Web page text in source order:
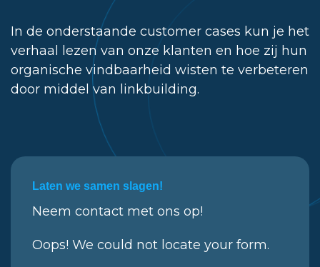
In de onderstaande customer cases kun je het
verhaal lezen van onze klanten en hoe zij hun
organische vindbaarheid wisten te verbeteren
door middel van linkbuilding.
Laten we samen slagen!
Neem contact met ons op!
Oops! We could not locate your form.